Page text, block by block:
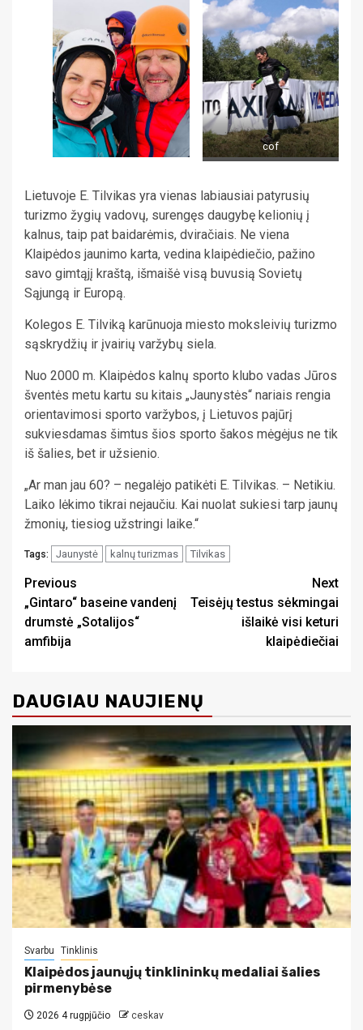
cof
Lietuvoje E. Tilvikas yra vienas labiausiai patyrusių
turizmo žygių vadovų, surengęs daugybę kelionių į
kalnus, taip pat baidarėmis, dviračiais. Ne viena
Klaipėdos jaunimo karta, vedina klaipėdiečio, pažino
savo gimtąjį kraštą, išmaišė visą buvusią Sovietų
Sąjungą ir Europą.
Kolegos E. Tilviką karūnuoja miesto moksleivių turizmo
sąskrydžių ir įvairių varžybų siela.
Nuo 2000 m. Klaipėdos kalnų sporto klubo vadas Jūros
šventės metu kartu su kitais „Jaunystės“ nariais rengia
orientavimosi sporto varžybos, į Lietuvos pajūrį
sukviesdamas šimtus šios sporto šakos mėgėjus ne tik
iš šalies, bet ir užsienio.
„Ar man jau 60? – negalėjo patikėti E. Tilvikas. – Netikiu.
Laiko lėkimo tikrai nejaučiu. Kai nuolat sukiesi tarp jaunų
žmonių, tiesiog užstringi laike.“
Tags: Jaunystė kalnų turizmas Tilvikas
Continue
Reading
Previous
„Gintaro“ baseine vandenį
drumstė „Sotalijos“
amfibija
Next
Teisėjų testus sėkmingai
išlaikė visi keturi
klaipėdiečiai
DAUGIAU NAUJIENŲ
Svarbu Tinklinis
Klaipėdos jaunųjų tinklininkų medaliai šalies
pirmenybėse
2026 4 rugpjūčio ceskav